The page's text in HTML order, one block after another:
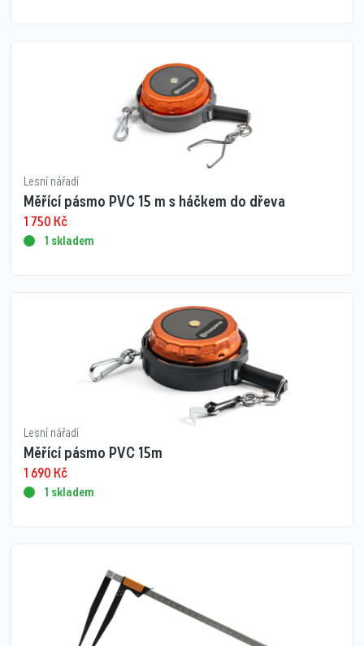
Lesní nářadí
Měřící pásmo PVC 15 m s háčkem do dřeva
1 750 Kč
1 skladem
Lesní nářadí
Měřící pásmo PVC 15m
1 690 Kč
1 skladem